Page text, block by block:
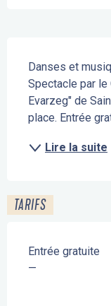
Danses et
Spectacle par le
Evarzeg" de
place. Entrée
Lire la suite
TARIFS
Entrée gratuite
—